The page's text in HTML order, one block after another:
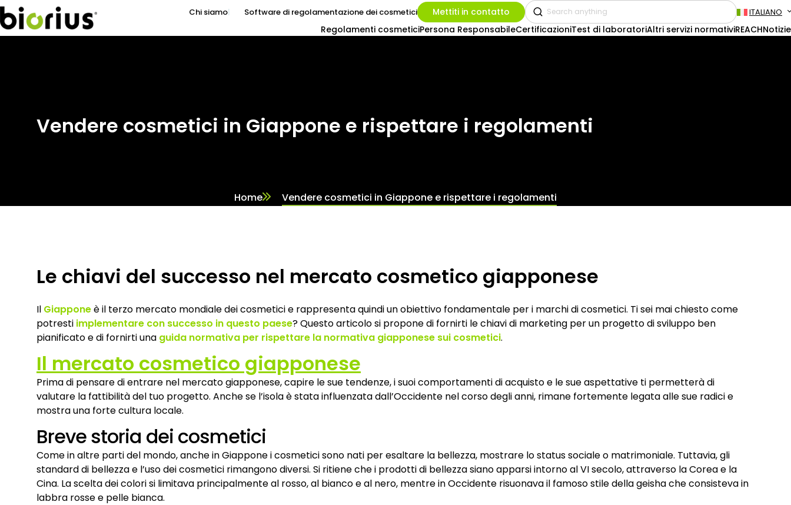
Chi siamo Software di regolamentazione dei cosmetici Mettiti in contatto ITALIANO
Regolamenti cosmeticiPersona ResponsabileCertificazioniTest di laboratoriAltri servizi normativiREACHNotizie
Vendere cosmetici in Giappone e rispettare i regolamenti
Home Vendere cosmetici in Giappone e rispettare i regolamenti
Le chiavi del successo nel mercato cosmetico giapponese
Il Giapponeè il terzo mercato mondiale dei cosmetici e rappresenta quindi un obiettivo fondamentale per i marchi di cosmetici. Ti sei mai chiesto come
potresti implementare con successo in questo paese? Questo articolo si propone di fornirti le chiavi di marketing per un progetto di sviluppo ben
pianificato e di fornirti una guida normativa per rispettare la normativa giapponese sui cosmetici.
Il mercato cosmetico giapponese
Prima di pensare di entrare nel mercato giapponese, capire le sue tendenze, i suoi comportamenti di acquisto e le sue aspettative ti permetterà di
valutare la fattibilità del tuo progetto. Anche se l’isola è stata influenzata dall’Occidente nel corso degli anni, rimane fortemente legata alle sue radici e
mostra una forte cultura locale.
Breve storia dei cosmetici
Come in altre parti del mondo, anche in Giappone i cosmetici sono nati per esaltare la bellezza, mostrare lo status sociale o matrimoniale. Tuttavia, gli
standard di bellezza e l’uso dei cosmetici rimangono diversi. Si ritiene che i prodotti di bellezza siano apparsi intorno al VI secolo, attraverso la Corea e la
Cina. La scelta dei colori si limitava principalmente al rosso, al bianco e al nero, mentre in Occidente risuonava il famoso stile della geisha che consisteva in
labbra rosse e pelle bianca.